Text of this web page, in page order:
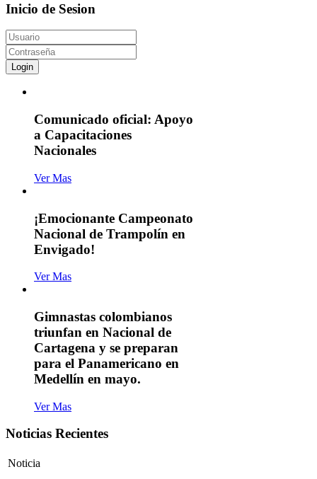
Inicio de Sesion
Login
Comunicado oficial: Apoyo
a Capacitaciones
Nacionales
Ver Mas
¡Emocionante Campeonato
Nacional de Trampolín en
Envigado!
Ver Mas
Gimnastas colombianos
triunfan en Nacional de
Cartagena y se preparan
para el Panamericano en
Medellín en mayo.
Ver Mas
Noticias Recientes
Noticia